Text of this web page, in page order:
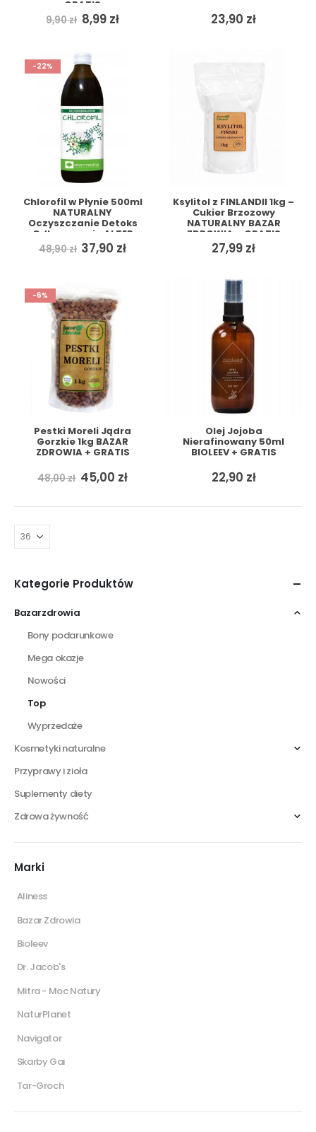
GRATIS
9,90zł Pierwotna
cena
9,90 zł.
8,99 złAktualna 23,90 zł
-22%
Chlorofil w Płynie 500ml
NATURALNY
Oczyszczanie Detoks
Odkwaszanie ALTER
MEDICA + GRATIS
48,90zł Pierwotna
cena
37,90 złAktualna
Ksylitol z FINLANDII 1kg –
Cukier Brzozowy
NATURALNY BAZAR
ZDROWIA + GRATIS
27,99 zł
-6%
Pestki Moreli Jądra
Gorzkie 1kg BAZAR
ZDROWIA + GRATIS
48,00zł Pierwotna
cena
48,00 zł.
45,00 złAktualna
45,00 zł.
Olej Jojoba
Nierafinowany 50ml
BIOLEEV + GRATIS
22,90 zł
Kategorie Produktów
Bazarzdrowia
Bony podarunkowe
Mega okazje
Nowości
Top
Wyprzedaże
Kosmetyki naturalne
Przyprawy i zioła
Suplementy diety
Zdrowa żywność
Marki
Aliness
Bazar Zdrowia
Bioleev
Dr. Jacob's
Mitra - Moc Natury
NaturPlanet
Navigator
Skarby Gai
Tar-Groch